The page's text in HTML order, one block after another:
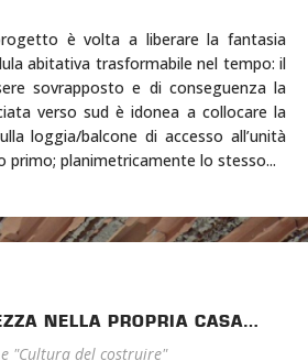
è volta a liberare la fantasia
abitativa trasformabile nel tempo: il
sovrapposto e di conseguenza la
verso sud è idonea a collocare la
loggia/balcone di accesso all’unità
primo; planimetricamente lo stesso...
NELLA PROPRIA CASA…
"Cultura del costruire"